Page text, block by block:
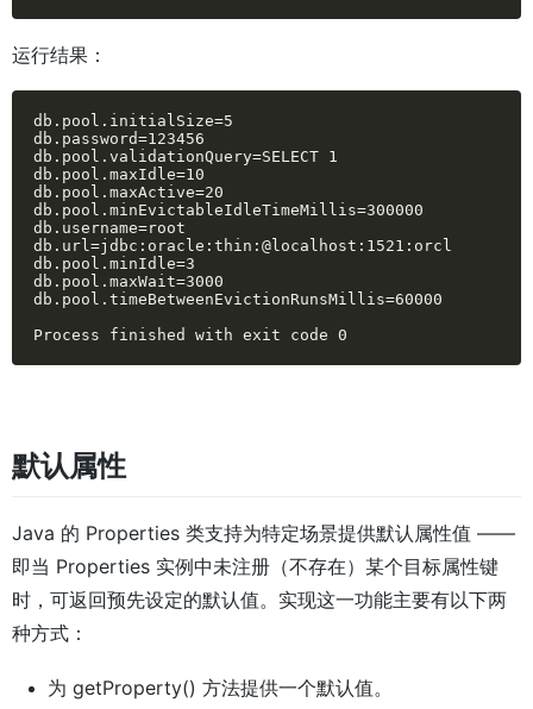
运行结果：
db.pool.initialSize=5
db.password=123456
db.pool.validationQuery=SELECT 1
db.pool.maxIdle=10
db.pool.maxActive=20
db.pool.minEvictableIdleTimeMillis=300000
db.username=root
db.url=jdbc:oracle:thin:@localhost:1521:orcl
db.pool.minIdle=3
db.pool.maxWait=3000
db.pool.timeBetweenEvictionRunsMillis=60000
Process finished with exit code 0
默认属性
Java 的 Properties 类支持为特定场景提供默认属性值 ——
即当 Properties 实例中未注册（不存在）某个目标属性键
时，可返回预先设定的默认值。实现这一功能主要有以下两
种方式：
为 getProperty() 方法提供一个默认值。